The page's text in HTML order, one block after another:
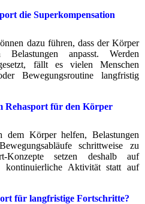
die Superkompensation
dazu führen, dass der Körper
anpasst. Werden
fällt es vielen Menschen
Bewegungsroutine langfristig
Rehasport für den Körper
dem Körper helfen, Belastungen
schrittweise zu
Konzepte setzen deshalb auf
kontinuierliche Aktivität statt auf
für langfristige Fortschritte?